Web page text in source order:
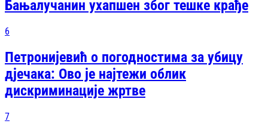
Бањалучанин ухапшен због тешке крађе
6
Петронијевић о погодностима за убицу
дјечака: Ово је најтежи облик
дискриминације жртве
7